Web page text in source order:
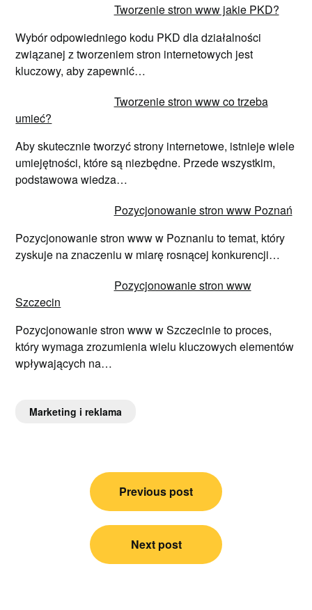
Tworzenie stron www jakie PKD?
Wybór odpowiedniego kodu PKD dla działalności
związanej z tworzeniem stron internetowych jest
kluczowy, aby zapewnić…
Tworzenie stron www co trzeba
umieć?
Aby skutecznie tworzyć strony internetowe, istnieje wiele
umiejętności, które są niezbędne. Przede wszystkim,
podstawowa wiedza…
Pozycjonowanie stron www Poznań
Pozycjonowanie stron www w Poznaniu to temat, który
zyskuje na znaczeniu w miarę rosnącej konkurencji…
Pozycjonowanie stron www
Szczecin
Pozycjonowanie stron www w Szczecinie to proces,
który wymaga zrozumienia wielu kluczowych elementów
wpływających na…
Marketing i reklama
Nawigacja
Previous post
Next post